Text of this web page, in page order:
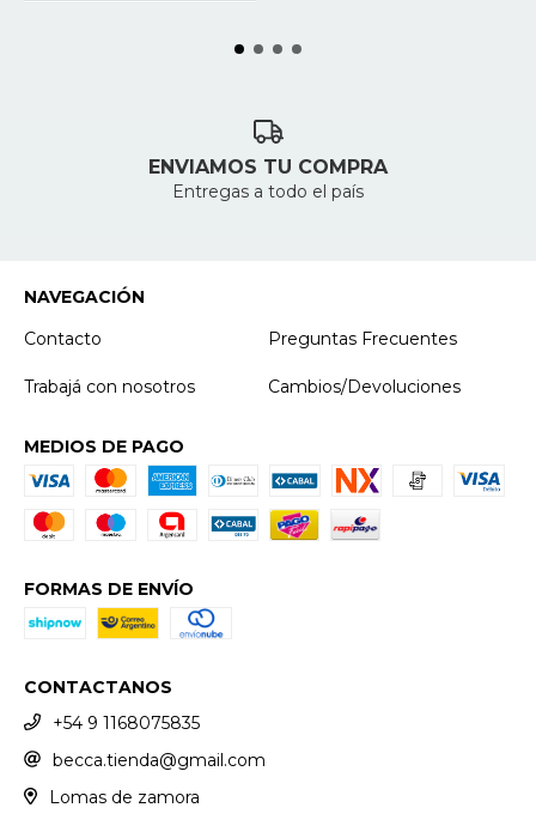
ENVIAMOS TU COMPRA
Entregas a todo el país
NAVEGACIÓN
Contacto
Preguntas Frecuentes
Trabajá con nosotros Cambios/Devoluciones
MEDIOS DE PAGO
FORMAS DE ENVÍO
CONTACTANOS
+54 9 1168075835
becca.tienda@gmail.com
Lomas de zamora